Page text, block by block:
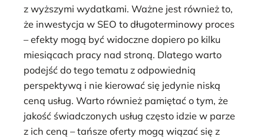
z wyższymi wydatkami. Ważne jest również to,
że inwestycja w SEO to długoterminowy proces
– efekty mogą być widoczne dopiero po kilku
miesiącach pracy nad stroną. Dlatego warto
podejść do tego tematu z odpowiednią
perspektywą i nie kierować się jedynie niską
ceną usług. Warto również pamiętać o tym, że
jakość świadczonych usług często idzie w parze
z ich ceną – tańsze oferty mogą wiązać się z